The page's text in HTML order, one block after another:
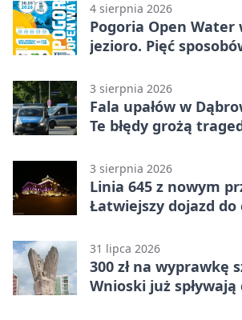
4 sierpnia 2026
Pogoria Open Water
jezioro. Pięć
3 sierpnia 2026
Fala upałów w
Te błędy grożą
3 sierpnia 2026
Linia 645 z nowym
Łatwiejszy dojazd
31 lipca 2026
300 zł na wyprawkę
Wnioski już spływają